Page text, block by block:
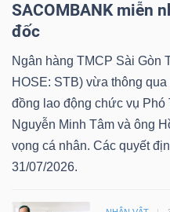
SACOMBANK miễn
đốc
Ngân hàng TMCP Sài Gòn
HOSE: STB) vừa thông
đồng lao động chức vụ
Nguyễn Minh Tâm và ông
vọng cá nhân. Các quyết
31/07/2026.